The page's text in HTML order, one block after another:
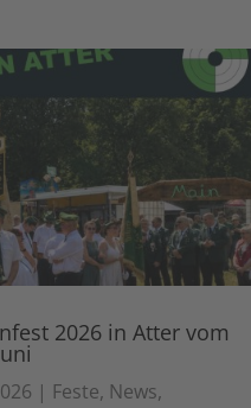
2026 in Atter vom
| Feste, News,